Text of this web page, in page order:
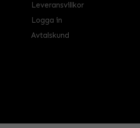
Leveransvillkor
Logga in
Avtalskund